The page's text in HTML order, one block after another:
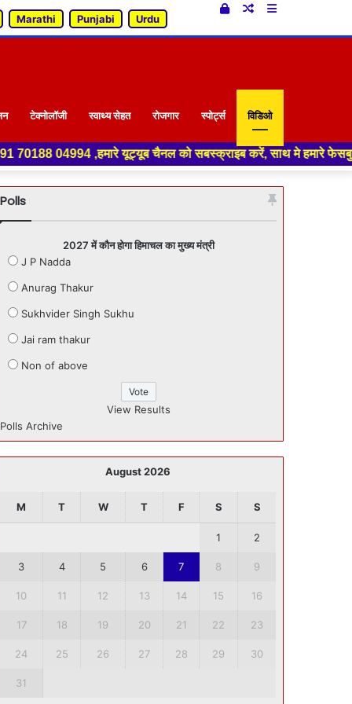
Marathi Punjabi Urdu
Sidebar
Random
Log
टेक्नोलॉजी स्वाथ्य सेहत रोजगार स्पोर्ट्स विडिओ
यूट्यूब चैनल को सबस्क्राइब करें, साथ मे हमारे फेसबुक को लाइक जरूर करें ,
Polls
2027 में कौन होगा हिमाचल का मुख्य मंत्री
J P Nadda
Anurag Thakur
Sukhvider Singh Sukhu
Jai ram thakur
Non of above
View Results
Polls Archive
August 2026
M T W T F S S
1 2
3 4 5 6 7 8 9
10 11 12 13 14 15 16
17 18 19 20 21 22 23
24 25 26 27 28 29 30
31